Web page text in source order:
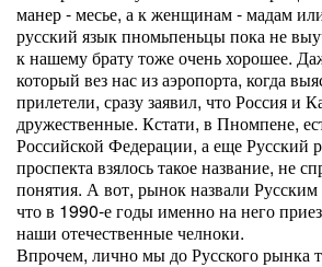
манер - месье, а к женщинам - мадам
русский язык пномьпеньцы пока не
к нашему брату тоже очень хорошее.
который вез нас из аэропорта, когда
прилетели, сразу заявил, что Россия и
дружественные. Кстати, в Пномпене,
Российской Федерации, а еще Русский
проспекта взялось такое название, не
понятия. А вот, рынок назвали
что в 1990-е годы именно на него
наши отечественные челноки.
Впрочем, лично мы до Русского рынка